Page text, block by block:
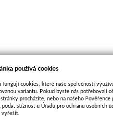
používá cookies
fungují cookies, které naše společnosti
variantu. Pokud byste nás potřebovali
procházíte, nebo na našeho
stížnost u Úřadu pro ochranu osobních
vyřešit.